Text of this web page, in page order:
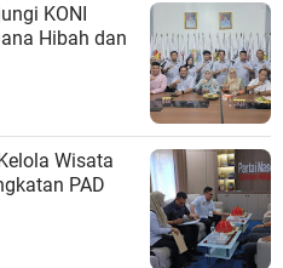
KONI
Hibah dan
Wisata
PAD